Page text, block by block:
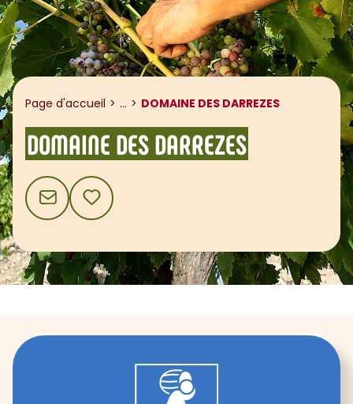
Page d'accueil ... Afficher le fil d'ariane
DOMAINE DES DARREZES
DOMAINE DES DARREZES
CONTACTAJOUTER AUX FAVORIS